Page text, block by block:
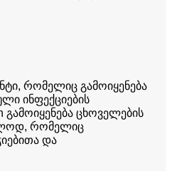
რომელიც გამოიყენება
ინფექციების
ცხოველების
რომელიც
და